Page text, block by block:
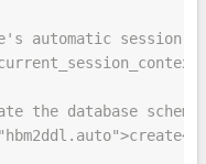
automatic session
the database